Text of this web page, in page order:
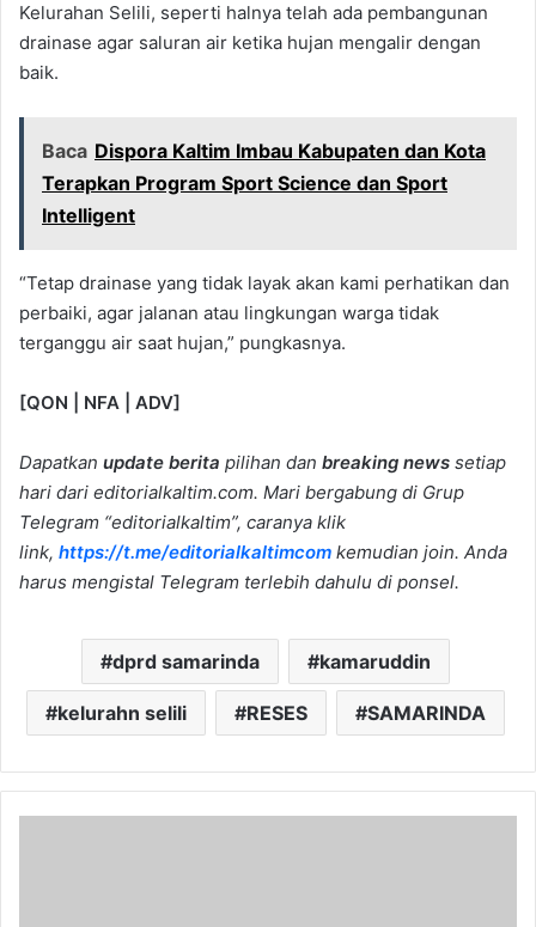
Kelurahan Selili, seperti halnya telah ada pembangunan
drainase agar saluran air ketika hujan mengalir dengan
baik.
Baca Dispora Kaltim Imbau Kabupaten dan Kota
Terapkan Program Sport Science dan Sport
Intelligent
“Tetap drainase yang tidak layak akan kami perhatikan dan
perbaiki, agar jalanan atau lingkungan warga tidak
terganggu air saat hujan,” pungkasnya.
[QON | NFA | ADV]
Dapatkan update berita pilihan dan breaking news setiap
hari dari editorialkaltim.com. Mari bergabung di Grup
Telegram “editorialkaltim”, caranya klik
link, https://t.me/editorialkaltimcom kemudian join. Anda
harus mengistal Telegram terlebih dahulu di ponsel.
dprd samarinda kamaruddin
kelurahn selili RESES SAMARINDA